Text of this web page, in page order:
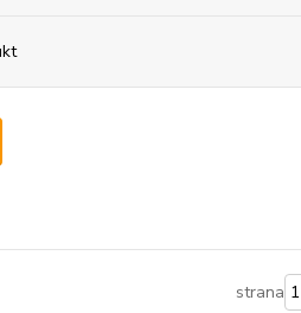
strana